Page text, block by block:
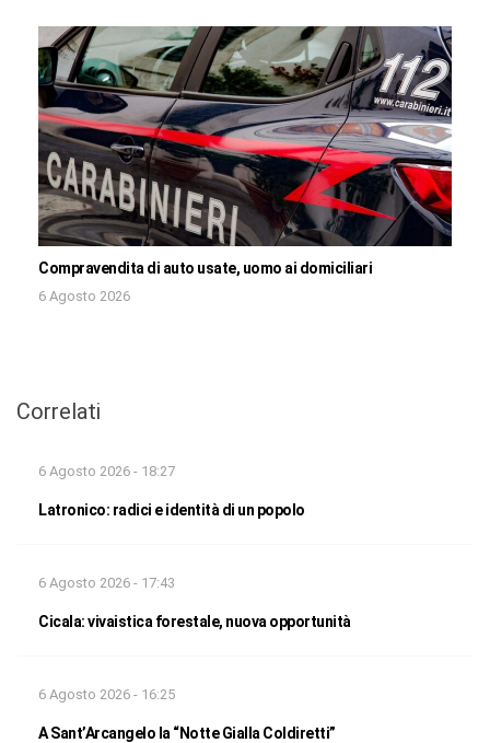
Compravendita di auto usate, uomo ai domiciliari
6 Agosto 2026
Correlati
6 Agosto 2026 - 18:27
Latronico: radici e identità di un popolo
6 Agosto 2026 - 17:43
Cicala: vivaistica forestale, nuova opportunità
6 Agosto 2026 - 16:25
A Sant’Arcangelo la “Notte Gialla Coldiretti”